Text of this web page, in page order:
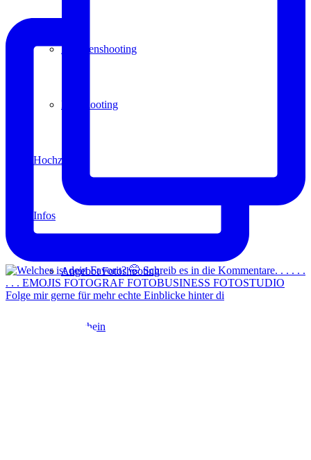
Familienshooting
Paarshooting
Hochzeit
Infos
Angebot Fotoshooting
Gutschein
Folge mir gerne für mehr echte Einblicke hinter di